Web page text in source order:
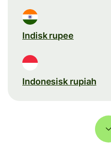
Indisk rupee
Indonesisk rupiah